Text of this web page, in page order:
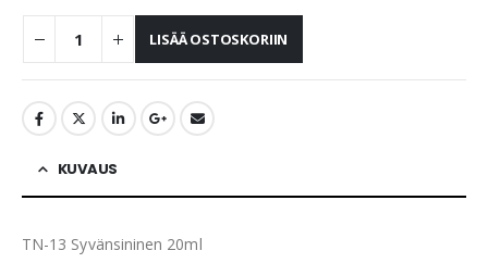
LISÄÄ OSTOSKORIIN
KUVAUS
TN-13 Syvänsininen 20ml